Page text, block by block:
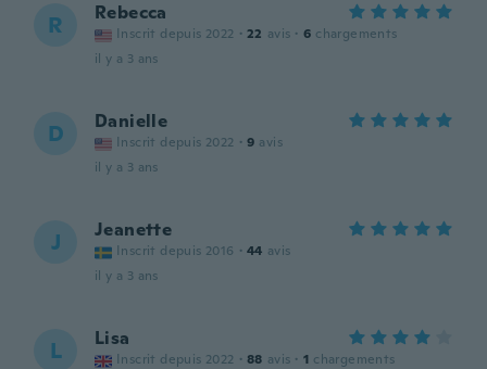
R Rebecca
Inscrit depuis 2022 · 22 avis · 6 chargements
il y a 3 ans
D Danielle
Inscrit depuis 2022 · 9 avis
il y a 3 ans
J Jeanette
Inscrit depuis 2016 · 44 avis
il y a 3 ans
L Lisa
Inscrit depuis 2022 · 88 avis · 1 chargements